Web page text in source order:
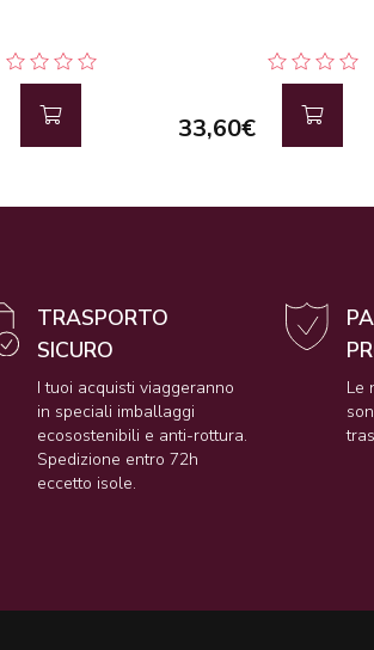
33,60€
TRASPORTO
SICURO
I tuoi acquisti viaggeranno
in speciali imballaggi
ecosostenibili e anti-rottura.
Spedizione entro 72h
eccetto isole.
Le